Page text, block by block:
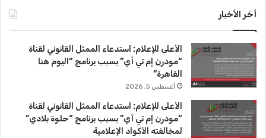
س
و
ك
T
u
b
e
ق
ا
م
أخر الأخبار
الأعلى للإعلام: استدعاء الممثل القانوني لقناة
“مودرن إم تي أي” بسبب برنامج “اليوم هنا
القاهرة”
أغسطس 5, 2026
الأعلى للإعلام: استدعاء الممثل القانوني لقناة
“مودرن إم تي أي” بسبب برنامج “حلوة بلادي”
لمخالفته الأكواد الإعلامية